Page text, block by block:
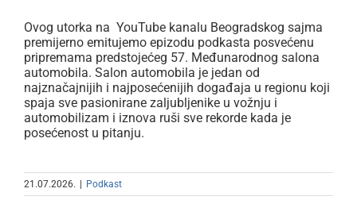
Ovog utorka na YouTube kanalu Beogradskog sajma
premijerno emitujemo epizodu podkasta posvećenu
pripremama predstojećeg 57. Međunarodnog salona
automobila. Salon automobila je jedan od
najznačajnijih i najposećenijih događaja u regionu koji
spaja sve pasionirane zaljubljenike u vožnju i
automobilizam i iznova ruši sve rekorde kada je
posećenost u pitanju.
21.07.2026. Podkast